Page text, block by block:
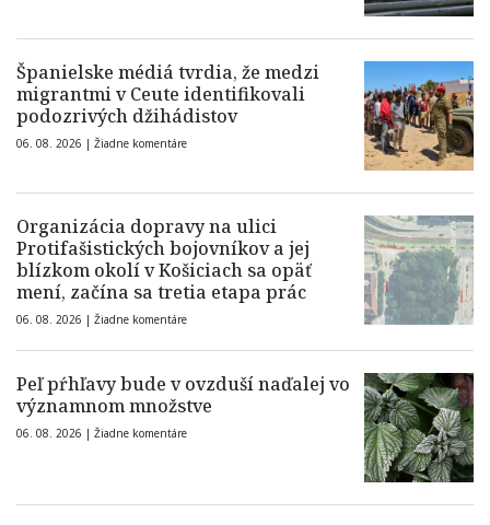
Španielske médiá tvrdia, že medzi
migrantmi v Ceute identifikovali
podozrivých džihádistov
06. 08. 2026 | Žiadne komentáre
Organizácia dopravy na ulici
Protifašistických bojovníkov a jej
blízkom okolí v Košiciach sa opäť
mení, začína sa tretia etapa prác
06. 08. 2026 | Žiadne komentáre
Peľ pŕhľavy bude v ovzduší naďalej vo
významnom množstve
06. 08. 2026 | Žiadne komentáre